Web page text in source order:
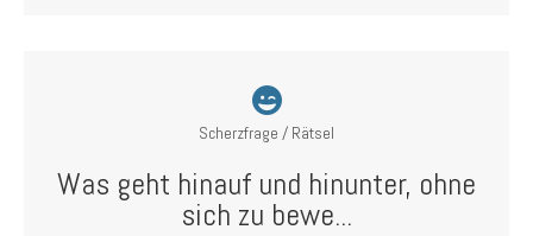
Scherzfrage / Rätsel
Was geht hinauf und hinunter, ohne
sich zu bewe...